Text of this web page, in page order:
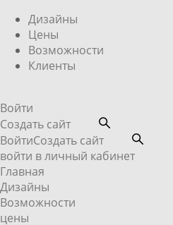
Дизайны
Цены
Возможности
Клиенты
Войти
Создать сайт
ВойтиСоздать сайт
войти в личный кабинет
Главная
Дизайны
Возможности
цены